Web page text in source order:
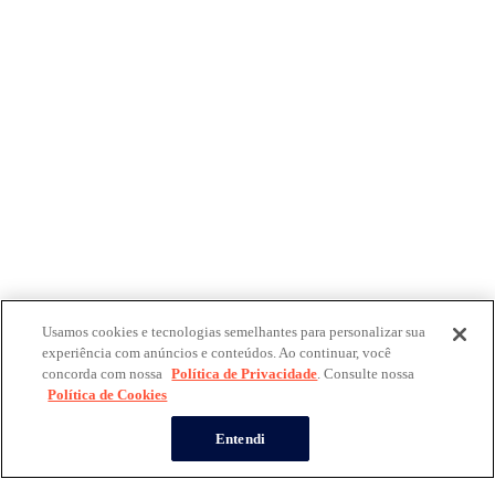
Usamos cookies e tecnologias semelhantes para personalizar sua
experiência com anúncios e conteúdos. Ao continuar, você
concorda com nossa Política de Privacidade. Consulte nossa
Política de Cookies
Entendi